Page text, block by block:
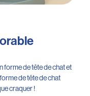
forme de tête de chat et
de tête de chat
craquer !